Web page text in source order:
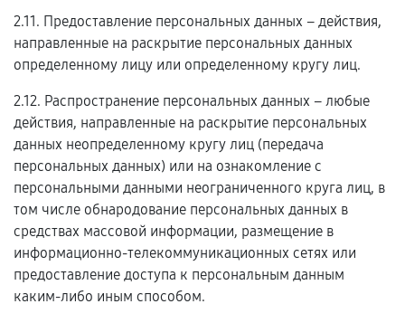
2.11. Предоставление персональных данных – действия,
направленные на раскрытие персональных данных
определенному лицу или определенному кругу лиц.
2.12. Распространение персональных данных – любые
действия, направленные на раскрытие персональных
данных неопределенному кругу лиц (передача
персональных данных) или на ознакомление с
персональными данными неограниченного круга лиц, в
том числе обнародование персональных данных в
средствах массовой информации, размещение в
информационно-телекоммуникационных сетях или
предоставление доступа к персональным данным
каким-либо иным способом.